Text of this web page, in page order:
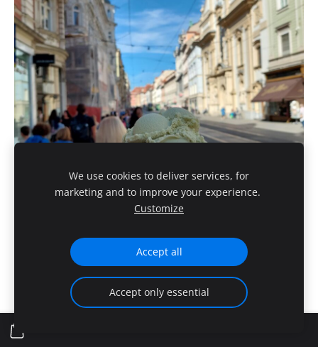
We use cookies to deliver services, for
marketing and to improve your experience.
Customize
Accept all
Accept only essential